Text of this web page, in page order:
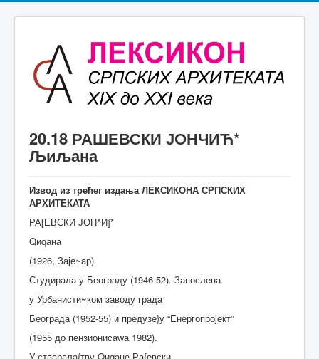
20.18 РАШЕВСКИ ЈОНЧИЋ*
Љиљана
Извод из трећег издања ЛЕКСИКОНА СРПСКИХ
АРХИТЕКАТА
РА[ЕВСКИ ЈОН^И]*
Qиqана
(1926, Заје~ар)
Студирала у Београду (1946-52). Запослена
у Урбанисти~ком заводу града
Београда (1952-55) и предузе}у “Енергопројект”
(1955 до пензионисаwа 1982).
У стварала{тву Qиqане Ра{евски